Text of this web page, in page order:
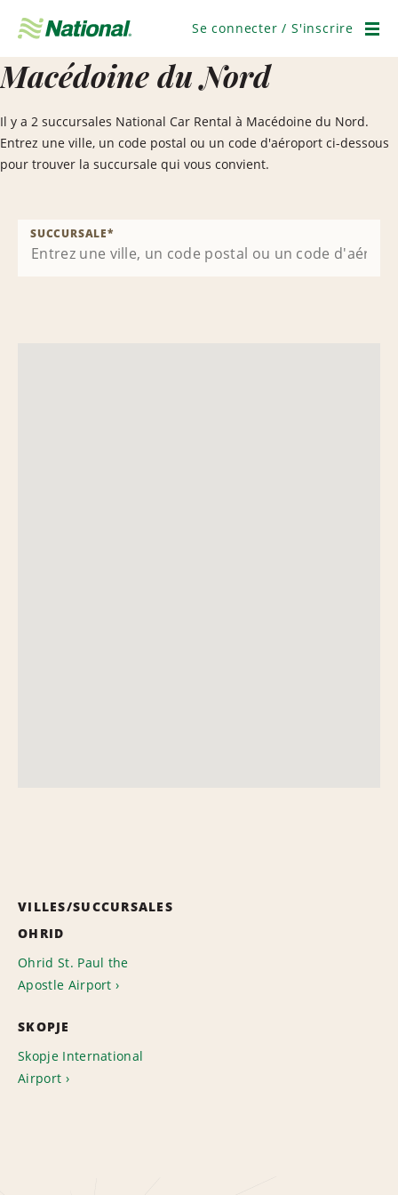
navigation
Se connecter / S'inscrire
Macédoine du Nord
Il y a 2 succursales National Car Rental à Macédoine du Nord.
Entrez une ville, un code postal ou un code d'aéroport ci-dessous
pour trouver la succursale qui vous convient.
SUCCURSALE*
VILLES/SUCCURSALES
OHRID
Ohrid St. Paul the
Apostle Airport
SKOPJE
Skopje International
Airport